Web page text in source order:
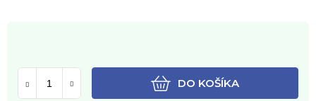
DO KOŠÍKA